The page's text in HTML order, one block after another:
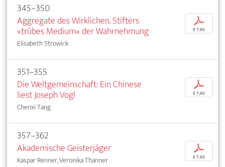
345–350
Aggregate des Wirklichen. Stifters
»trübes Medium« der Wahrnehmung
Elisabeth Strowick
p
€ 7,95
351–355
Die Weltgemeinschaft: Ein Chinese
liest Joseph Vogl
Chenxi Tang
p
€ 7,95
357–362
Akademische Geisterjäger
Kaspar Renner, Veronika Thanner
p
€ 7,95